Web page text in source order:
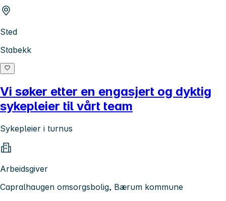
Sted
Stabekk
Vi søker etter en engasjert og dyktig
sykepleier til vårt team
Sykepleier i turnus
Arbeidsgiver
Capralhaugen omsorgsbolig, Bærum kommune